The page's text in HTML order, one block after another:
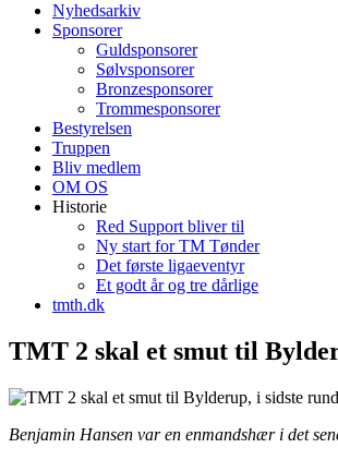
Nyhedsarkiv
Sponsorer
Guldsponsorer
Sølvsponsorer
Bronzesponsorer
Trommesponsorer
Bestyrelsen
Truppen
Bliv medlem
OM OS
Historie
Red Support bliver til
Ny start for TM Tønder
Det første ligaeventyr
Et godt år og tre dårlige
tmth.dk
TMT 2 skal et smut til
Benjamin Hansen var en enmandshær i det